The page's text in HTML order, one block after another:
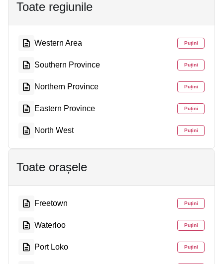
Toate regiunile
Western Area Puțini
Southern Province Puțini
Northern Province Puțini
Eastern Province Puțini
North West Puțini
Toate orașele
Freetown Puțini
Waterloo Puțini
Port Loko Puțini